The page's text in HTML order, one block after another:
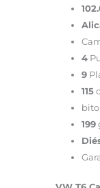
4
9
115
199